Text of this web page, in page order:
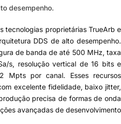
desempenho.
tecnologias proprietárias TrueArb e
DDS de alto desempenho.
de banda de até 500 MHz, taxa
s, resolução vertical de16 bitse
Mpts por canal. Esses recursos
excelente fidelidade, baixo jitter,
precisa de formas de onda
avançadas de desenvolvimento